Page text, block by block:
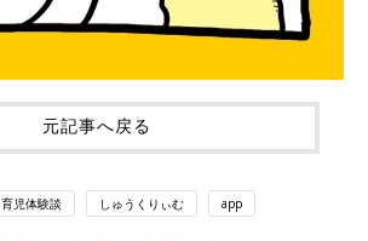
元記事へ戻る
育児体験談 しゅうくりぃむ app